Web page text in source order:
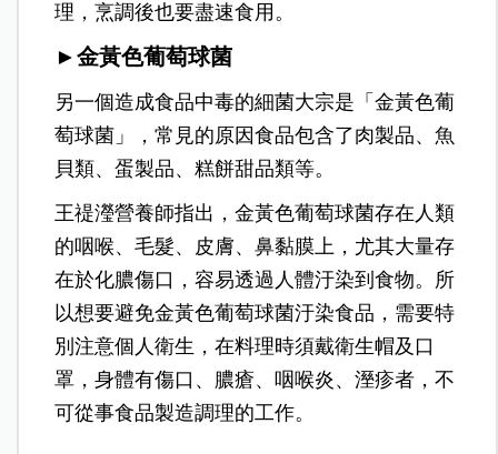
理，烹調後也要盡速食用。
►金黃色葡萄球菌
另一個造成食品中毒的細菌大宗是「金黃色葡
萄球菌」，常見的原因食品包含了肉製品、魚
貝類、蛋製品、糕餅甜品類等。
王禔瀅營養師指出，金黃色葡萄球菌存在人類
的咽喉、毛髮、皮膚、鼻黏膜上，尤其大量存
在於化膿傷口，容易透過人體汙染到食物。所
以想要避免金黃色葡萄球菌汙染食品，需要特
別注意個人衛生，在料理時須戴衛生帽及口
罩，身體有傷口、膿瘡、咽喉炎、溼疹者，不
可從事食品製造調理的工作。